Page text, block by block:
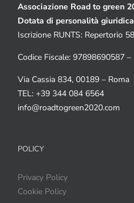
Associazione Road to green
Dotata di personalità giuridica
Iscrizione RUNTS: Repertorio
Codice Fiscale: 97898690587
Via Cassia 834, 00189 – Roma
TEL: +39 344 084 6564
info@roadtogreen2020.com
POLICY
Privacy Policy
Cookie Policy